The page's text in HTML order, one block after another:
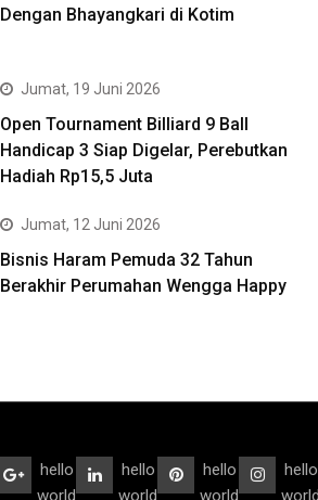
Dengan Bhayangkari di Kotim
Jumat, 19 Juni 2026
Open Tournament Billiard 9 Ball
Handicap 3 Siap Digelar, Perebutkan
Hadiah Rp15,5 Juta
Jumat, 12 Juni 2026
Bisnis Haram Pemuda 32 Tahun
Berakhir Perumahan Wengga Happy
hello
hello
hello
hello